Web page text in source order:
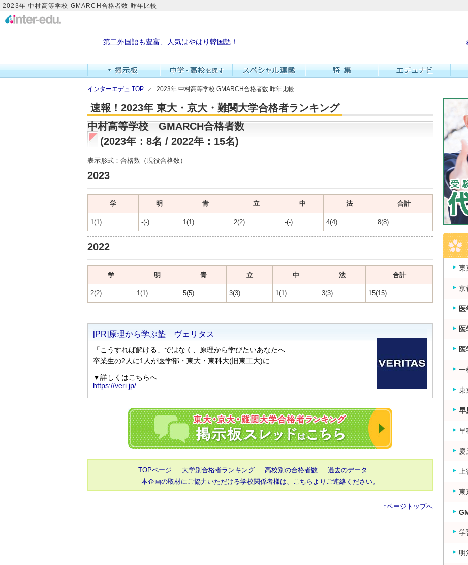
2023年 中村高等学校 GMARCH合格者数 昨年比較
第二外国語も豊富、人気はやはり韓国語！
インターエデュ TOP 2023年 中村高等学校 GMARCH合格者数 昨年比較
速報！2023年 東大・京大・難関大学合格者ランキング
中村高等学校 GMARCH合格者数
(2023年：8名 / 2022年：15名)
表示形式：合格数（現役合格数）
2023
学 明 青 立 中 法 合計
1(1) -(-) 1(1) 2(2) -(-) 4(4) 8(8)
2022
学 明 青 立 中 法 合計
2(2) 1(1) 5(5) 3(3) 1(1) 3(3) 15(15)
2023年 東大・京大・難
TOPページ 大学別合格者ランキング 高校別の合格者数
過去のデータ
本企画の取材にご協力いただける学校関係者様は、こちらよりご連絡ください。
↑ページトップへ
東
京
一
東
早
早
東
学
明